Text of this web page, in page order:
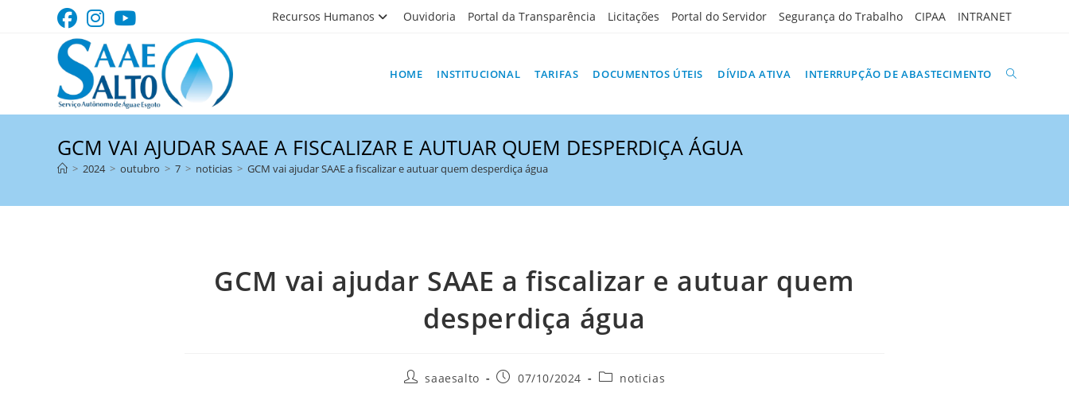
Recursos Humanos Ouvidoria Portal da Transparência Licitações Portal do Servidor Segurança do Trabalho CIPAA INTRANET
HOME INSTITUCIONAL TARIFAS DOCUMENTOS ÚTEIS DÍVIDA ATIVA INTERRUPÇÃO DE ABASTECIMENTO ALTERNAR
GCM VAI AJUDAR SAAE A FISCALIZAR E AUTUAR QUEM DESPERDIÇA ÁGUA
> 2024 > outubro > 7 > noticias > GCM vai ajudar SAAE a fiscalizar e autuar quem desperdiça água
GCM vai ajudar SAAE a fiscalizar e autuar quem
desperdiça água
Autorsaaesalto
Post07/10/2024
Categoria
noticias